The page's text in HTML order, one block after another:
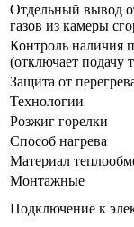
Отдельный вывод
газов из камеры
Контроль наличия
(отключает подачу
Защита от
Технологии
Розжиг горелки
Способ нагрева
Материал
Монтажные
Подключение к